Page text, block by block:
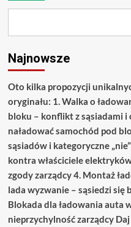
Najnowsze
Oto kilka propozycji
oryginału: 1. Walka o
bloku – konflikt z sąsiadami i
naładować samochód pod
sąsiadów i kategoryczne
kontra właściciele
zgody zarządcy 4. Montaż
lada wyzwanie – sąsiedzi się
Blokada dla ładowania auta
nieprzychylność zarządcy Daj